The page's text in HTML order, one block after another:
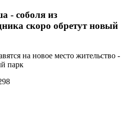
- соболя из
скоро обретут новый
на новое место жительство -
парк